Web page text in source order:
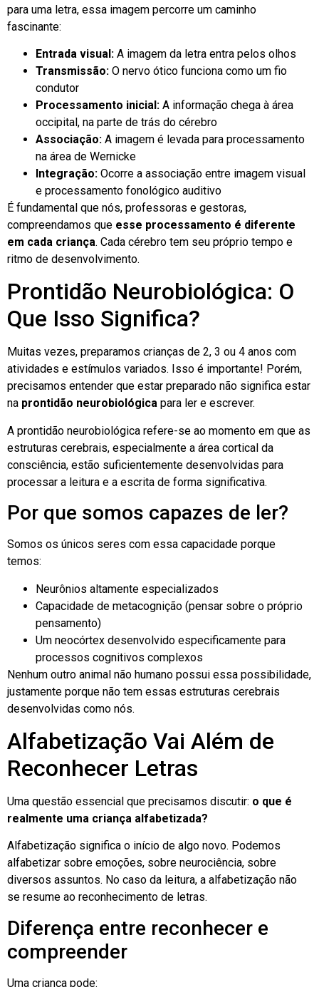
para uma letra, essa imagem percorre um caminho
fascinante:
Entrada visual: A imagem da letra entra pelos olhos
Transmissão: O nervo ótico funciona como um fio
condutor
Processamento inicial: A informação chega à área
occipital, na parte de trás do cérebro
Associação: A imagem é levada para processamento
na área de Wernicke
Integração: Ocorre a associação entre imagem visual
e processamento fonológico auditivo
É fundamental que nós, professoras e gestoras,
compreendamos que esse processamento é diferente
em cada criança. Cada cérebro tem seu próprio tempo e
ritmo de desenvolvimento.
Prontidão Neurobiológica: O
Que Isso Significa?
Muitas vezes, preparamos crianças de 2, 3 ou 4 anos com
atividades e estímulos variados. Isso é importante! Porém,
precisamos entender que estar preparado não significa estar
na prontidão neurobiológica para ler e escrever.
A prontidão neurobiológica refere-se ao momento em que as
estruturas cerebrais, especialmente a área cortical da
consciência, estão suficientemente desenvolvidas para
processar a leitura e a escrita de forma significativa.
Por que somos capazes de ler?
Somos os únicos seres com essa capacidade porque
temos:
Neurônios altamente especializados
Capacidade de metacognição (pensar sobre o próprio
pensamento)
Um neocórtex desenvolvido especificamente para
processos cognitivos complexos
Nenhum outro animal não humano possui essa possibilidade,
justamente porque não tem essas estruturas cerebrais
desenvolvidas como nós.
Alfabetização Vai Além de
Reconhecer Letras
Uma questão essencial que precisamos discutir: o que é
realmente uma criança alfabetizada?
Alfabetização significa o início de algo novo. Podemos
alfabetizar sobre emoções, sobre neurociência, sobre
diversos assuntos. No caso da leitura, a alfabetização não
se resume ao reconhecimento de letras.
Diferença entre reconhecer e
compreender
Uma criança pode: